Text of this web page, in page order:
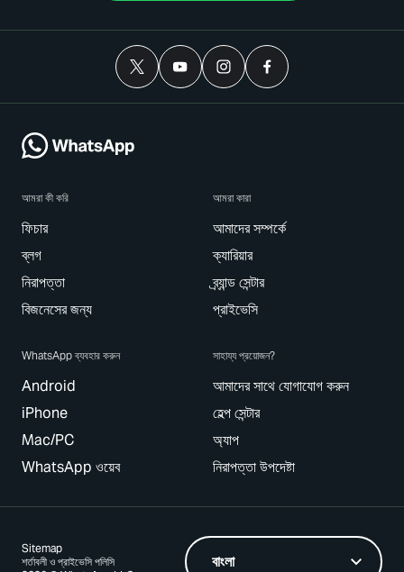
আমরা কী করি
ফিচার
ব্লগ
নিরাপত্তা
বিজনেসের জন্য
আমরা কারা
আমাদের সম্পর্কে
ক্যারিয়ার
ব্র্যান্ড সেন্টার
প্রাইভেসি
WhatsApp ব্যবহার করুন
Android
iPhone
Mac/PC
WhatsApp ওয়েব
সাহায্য প্রয়োজন?
আমাদের সাথে যোগাযোগ করুন
হেল্প সেন্টার
অ্যাপ
নিরাপত্তা উপদেষ্টা
শর্তাবলী ও প্রাইভেসি পলিসি
Sitemap